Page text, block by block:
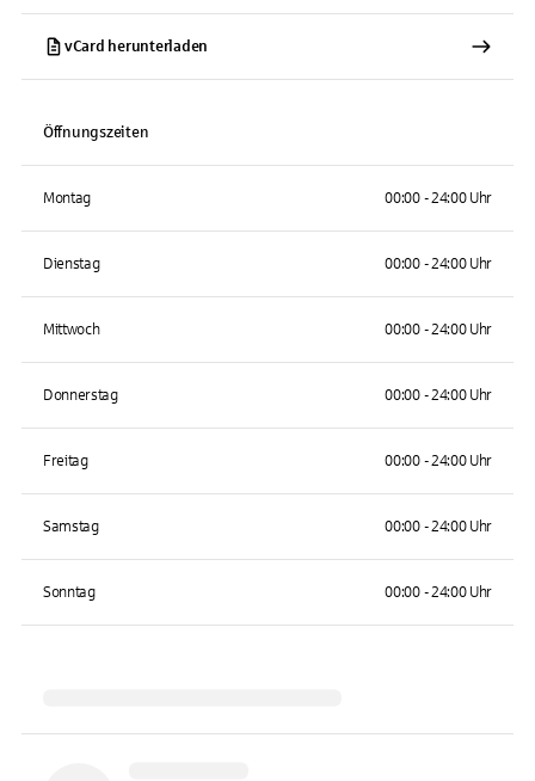
vCard herunterladen
Öffnungszeiten
Montag 00:00 - 24:00 Uhr
Dienstag 00:00 - 24:00 Uhr
Mittwoch 00:00 - 24:00 Uhr
Donnerstag 00:00 - 24:00 Uhr
Freitag 00:00 - 24:00 Uhr
Samstag 00:00 - 24:00 Uhr
Sonntag 00:00 - 24:00 Uhr